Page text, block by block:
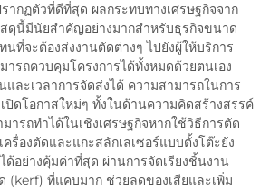
ากฏตัวที่ดีที่สุด ผลกระทบทางเศรษฐกิจจาก
ดุนี้มีนัยสำคัญอย่างมากสำหรับธุรกิจขนาด
นที่จะต้องส่งงานตัดต่างๆ ไปยังผู้ให้บริการ
ารถควบคุมโครงการได้ทั้งหมดด้วยตนเอง
ละเวลาการจัดส่งได้ ความสามารถในการ
ปิดโอกาสใหม่ๆ ทั้งในด้านความคิดสร้างสรรค์
ารถทำได้ในเชิงเศรษฐกิจหากใช้วิธีการตัด
รื่องตัดและแกะสลักเลเซอร์แบบตั้งโต๊ะยัง
ด้อย่างคุ้มค่าที่สุด ผ่านการจัดเรียงชิ้นงาน
(kerf) ที่แคบมาก ช่วยลดของเสียและเพิ่ม